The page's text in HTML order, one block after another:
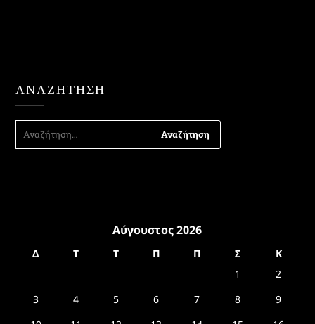
ΑΝΑΖΉΤΗΣΗ
ΓΙΑ:
Αύγουστος 2026
Δ Τ Τ Π Π Σ
Κ
1
2
3
4 5 6 7 8
9